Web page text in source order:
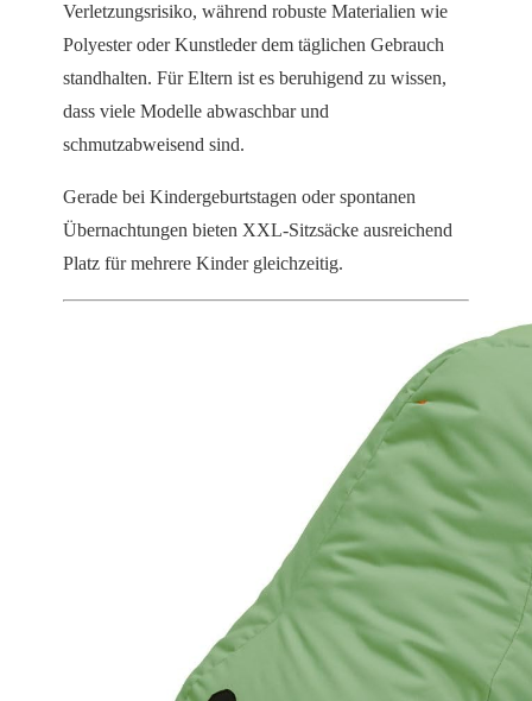
Verletzungsrisiko, während robuste Materialien wie
Polyester oder Kunstleder dem täglichen Gebrauch
standhalten. Für Eltern ist es beruhigend zu wissen,
dass viele Modelle abwaschbar und
schmutzabweisend sind.
Gerade bei Kindergeburtstagen oder spontanen
Übernachtungen bieten XXL-Sitzsäcke ausreichend
Platz für mehrere Kinder gleichzeitig.